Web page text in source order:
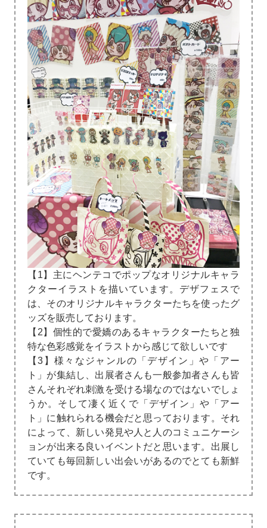
【1】主にヘンテコでポップなオリジナルキャラ
クターイラストを描いています。デザフェスで
は、そのオリジナルキャラクターたちを使ったグ
ッズを販売しております。
【2】個性的で愛嬌のあるキャラクターたちと独
特な色彩感覚をイラストから感じて欲しいです
【3】様々なジャンルの「デザイン」や「アー
ト」が集結し、出展者さんも一般参加者さんも皆
さんそれぞれ刺激を受ける場なのではないでしょ
うか。そして凄く近くで「デザイン」や「アー
ト」に触れられる機会だと思っております。それ
によって、新しい発見や人と人のコミュニケーシ
ョンが出来る良いイベントだと思います。出展し
ていても毎回新しい出会いがあるのでとても新鮮
です。